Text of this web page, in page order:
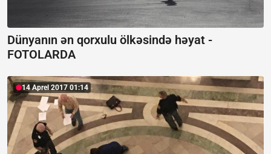
Dünyanın ən qorxulu ölkəsində həyat -
FOTOLARDA
14 Aprel 2017 01:14